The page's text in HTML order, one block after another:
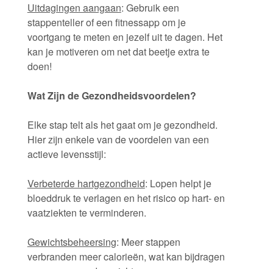
Uitdagingen aangaan: Gebruik een
stappenteller of een fitnessapp om je
voortgang te meten en jezelf uit te dagen. Het
kan je motiveren om net dat beetje extra te
doen!
Wat Zijn de Gezondheidsvoordelen?
Elke stap telt als het gaat om je gezondheid.
Hier zijn enkele van de voordelen van een
actieve levensstijl:
Verbeterde hartgezondheid: Lopen helpt je
bloeddruk te verlagen en het risico op hart- en
vaatziekten te verminderen.
Gewichtsbeheersing: Meer stappen
verbranden meer calorieën, wat kan bijdragen